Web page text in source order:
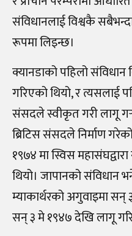
संविधानलाई विश्वकै
रूपमा लिइन्छ।
क्यानडाको पहिलो संविधान
गरिएको थियो, र त्यसलाई
संसदले स्वीकृत गरी लागू
ब्रिटिस संसदले निर्माण
१९७४ मा स्विस
थियो। जापानको संविधान
म्याकार्थरको अगुवाइमा सन्
सन् ३ मे १९४७ देखि लागू